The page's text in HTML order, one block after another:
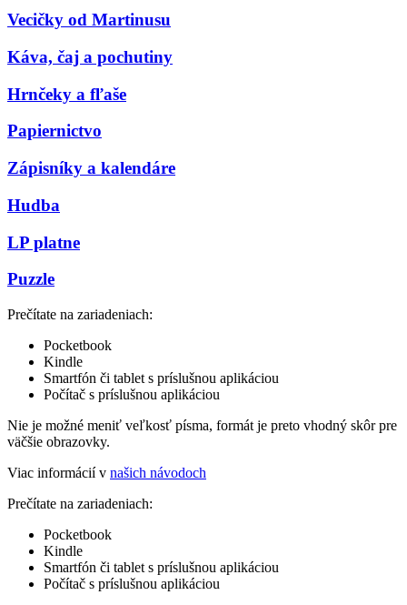
Vecičky od Martinusu
Káva, čaj a pochutiny
Hrnčeky a fľaše
Papiernictvo
Zápisníky a kalendáre
Hudba
LP platne
Puzzle
Prečítate na zariadeniach:
Pocketbook
Kindle
Smartfón či tablet s príslušnou aplikáciou
Počítač s príslušnou aplikáciou
Nie je možné meniť veľkosť písma, formát je preto vhodný skôr pre
väčšie obrazovky.
Viac informácií v našich návodoch
Prečítate na zariadeniach:
Pocketbook
Kindle
Smartfón či tablet s príslušnou aplikáciou
Počítač s príslušnou aplikáciou